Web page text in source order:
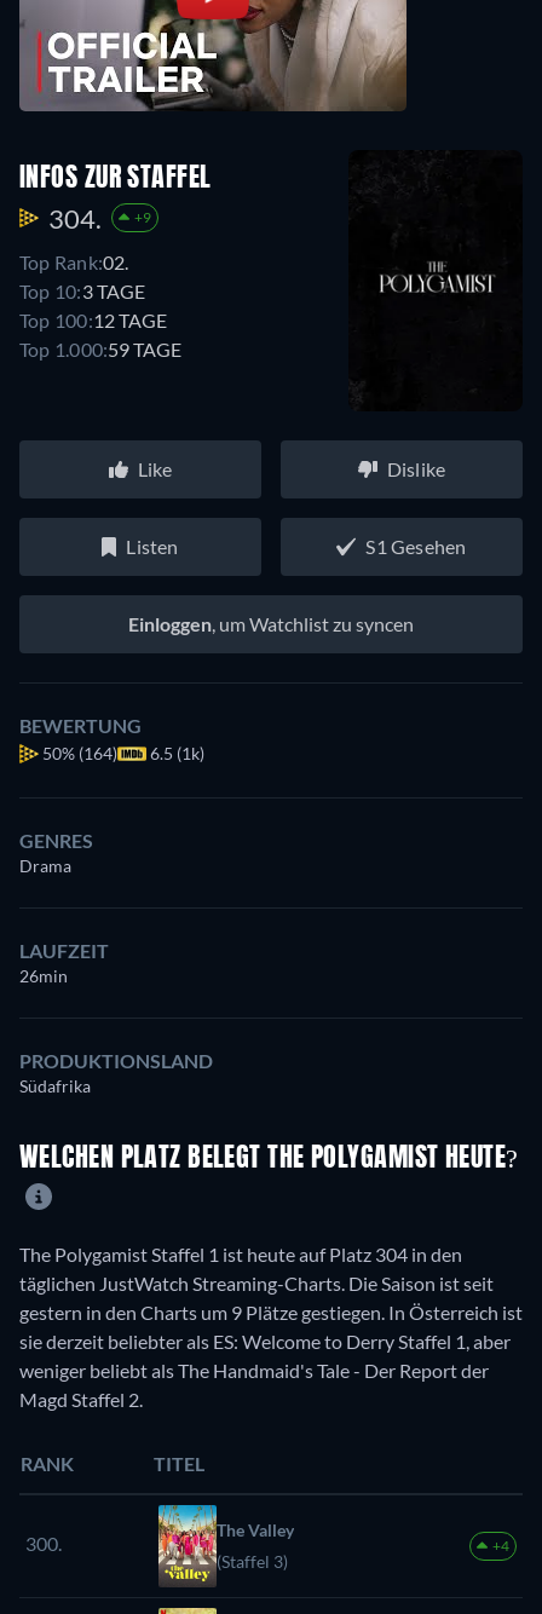
INFOS ZUR STAFFEL
304. +9
Top Rank:02.
Top 10:3 TAGE
Top 100:12 TAGE
Top 1.000:59 TAGE
Like Dislike
Listen S1 Gesehen
Einloggen, um Watchlist zu syncen
BEWERTUNG
50% (164) 6.5 (1k)
GENRES
Drama
LAUFZEIT
26min
PRODUKTIONSLAND
Südafrika
WELCHEN PLATZ BELEGT THE POLYGAMIST HEUTE?
The Polygamist Staffel 1 ist heute auf Platz 304 in den
täglichen JustWatch Streaming-Charts. Die Saison ist seit
gestern in den Charts um 9 Plätze gestiegen. In Österreich ist
sie derzeit beliebter als ES: Welcome to Derry Staffel 1, aber
weniger beliebt als The Handmaid's Tale - Der Report der
Magd Staffel 2.
RANK TITEL
300.
The Valley
(Staffel 3)
+4